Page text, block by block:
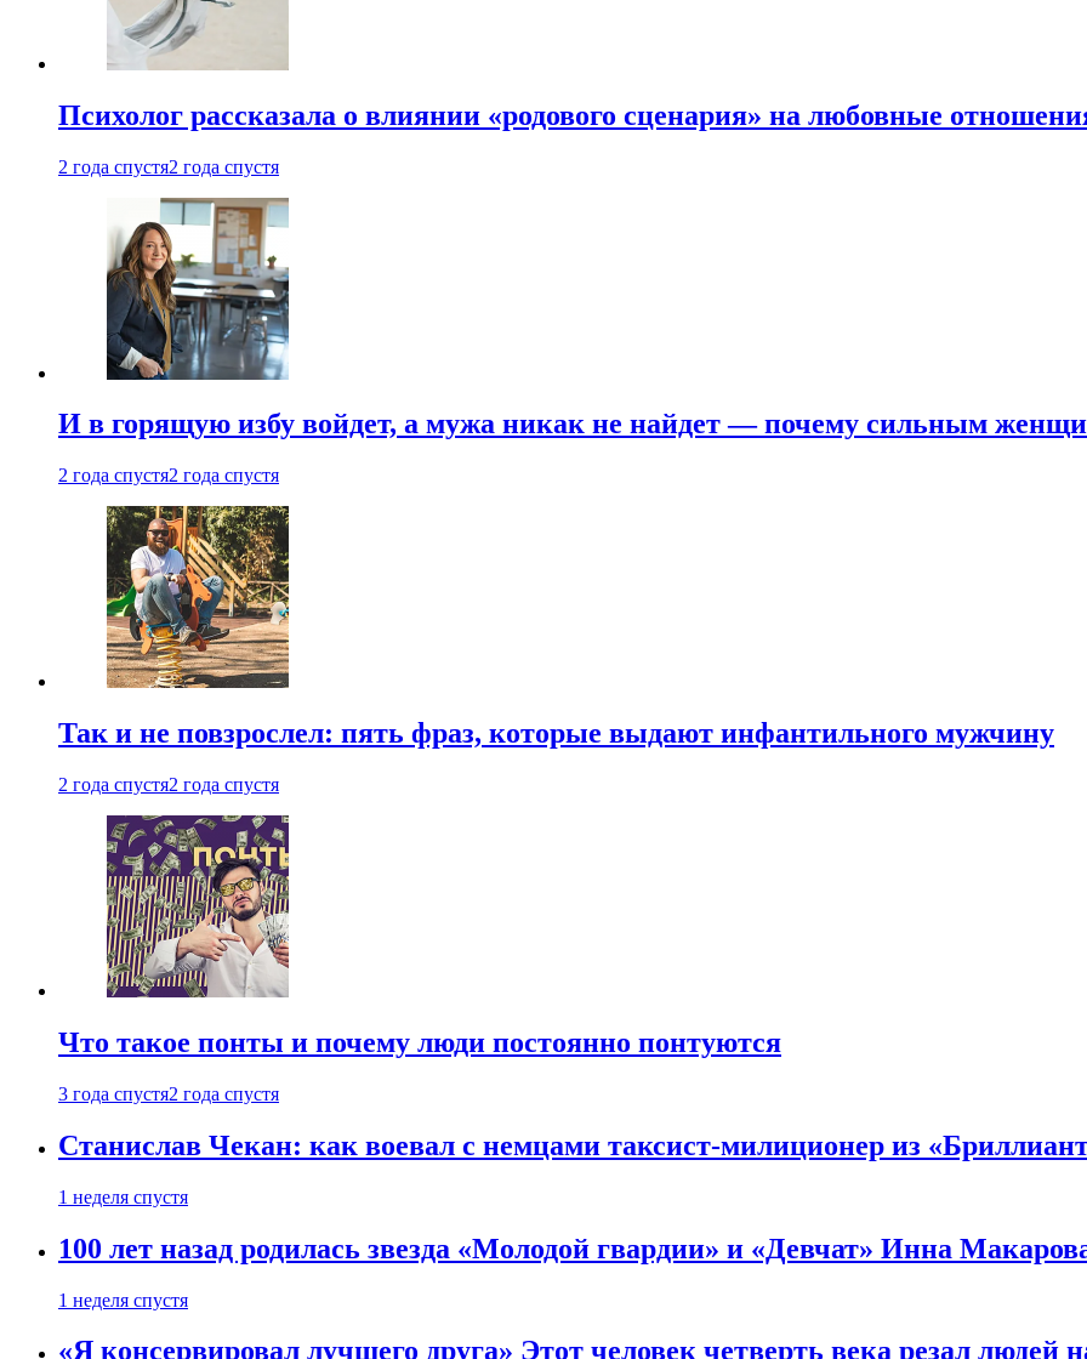
Психолог рассказала о влиянии «родового сценария» на любовные
2 года спустя2 года спустя
И в горящую избу войдет, а мужа никак не найдет — почему сильным
2 года спустя2 года спустя
Так и не повзрослел: пять фраз, которые выдают инфантильного мужчину
2 года спустя2 года спустя
Что такое понты и почему люди постоянно понтуются
3 года спустя2 года спустя
Станислав Чекан: как воевал с немцами таксист-милиционер из
1 неделя спустя
100 лет назад родилась звезда «Молодой гвардии» и «Девчат» Инна
1 неделя спустя
«Я консервировал лучшего друга» Этот человек четверть века резал людей